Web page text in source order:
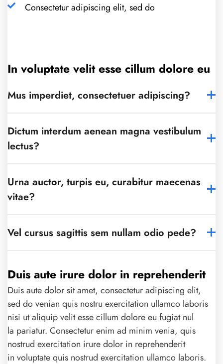
Consectetur adipiscing elit, sed do
In voluptate velit esse cillum dolore eu
Mus imperdiet, consectetuer adipiscing?
Dictum interdum aenean magna vestibulum
lectus?
Urna auctor, turpis eu, curabitur maecenas
vitae?
Vel cursus sagittis sem nullam odio pede?
Duis aute irure dolor in reprehenderit
Duis aute dolor sit amet, consectetur adipiscing elit,
sed do venian quis nostru exercitation ullamco laboris
nisi ut aliquip velit esse cillum dolore eu fugiat nul
la pariatur. Consectetur enim ad minim venia, quis
nostrud exercitation irure dolor in reprehenderit
in voluptate quis nostrud exercitation ullamco laboris.